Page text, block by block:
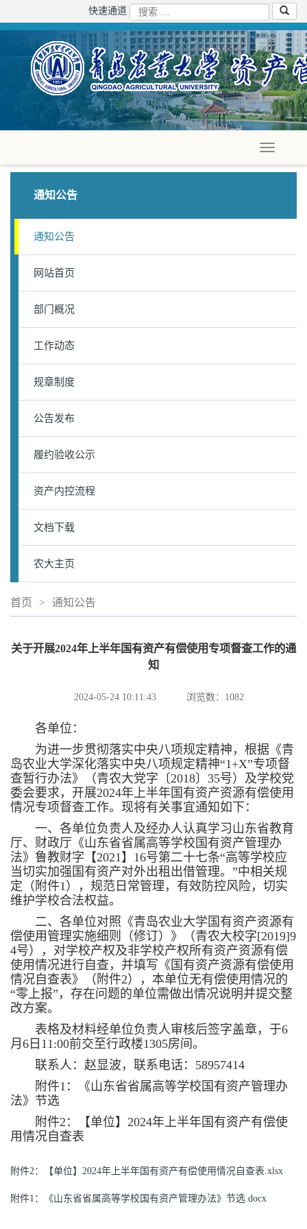
快速通道
通知公告
通知公告
网站首页
部门概况
工作动态
规章制度
公告发布
履约验收公示
资产内控流程
文档下载
农大主页
首页 > 通知公告
关于开展2024年上半年国有资产有偿使用专项督查工作的通
知
2024-05-24 10:11:43 浏览数： 1082
各单位：
为进一步贯彻落实中央八项规定精神，根据《青
岛农业大学深化落实中央八项规定精神“1+X”专项督
查暂行办法》（青农大党字〔2018〕35号）及学校党
委会要求，开展2024年上半年国有资产资源有偿使用
情况专项督查工作。现将有关事宜通知如下：
一、各单位负责人及经办人认真学习山东省教育
厅、财政厅《山东省省属高等学校国有资产管理办
法》鲁教财字【2021】16号第二十七条“高等学校应
当切实加强国有资产对外出租出借管理。”中相关规
定（附件1），规范日常管理，有效防控风险，切实
维护学校合法权益。
二、各单位对照《青岛农业大学国有资产资源有
偿使用管理实施细则（修订）》（青农大校字[2019]9
4号），对学校产权及非学校产权所有资产资源有偿
使用情况进行自查，并填写《国有资产资源有偿使用
情况自查表》（附件2），本单位无有偿使用情况的
“零上报”，存在问题的单位需做出情况说明并提交整
改方案。
表格及材料经单位负责人审核后签字盖章，于6
月6日11:00前交至行政楼1305房间。
联系人：赵显波，联系电话：58957414
附件1：《山东省省属高等学校国有资产管理办
法》节选
附件2：【单位】2024年上半年国有资产有偿使
用情况自查表
附件2：【单位】2024年上半年国有资产有偿使用情况自查表.xlsx
附件1：《山东省省属高等学校国有资产管理办法》节选.docx